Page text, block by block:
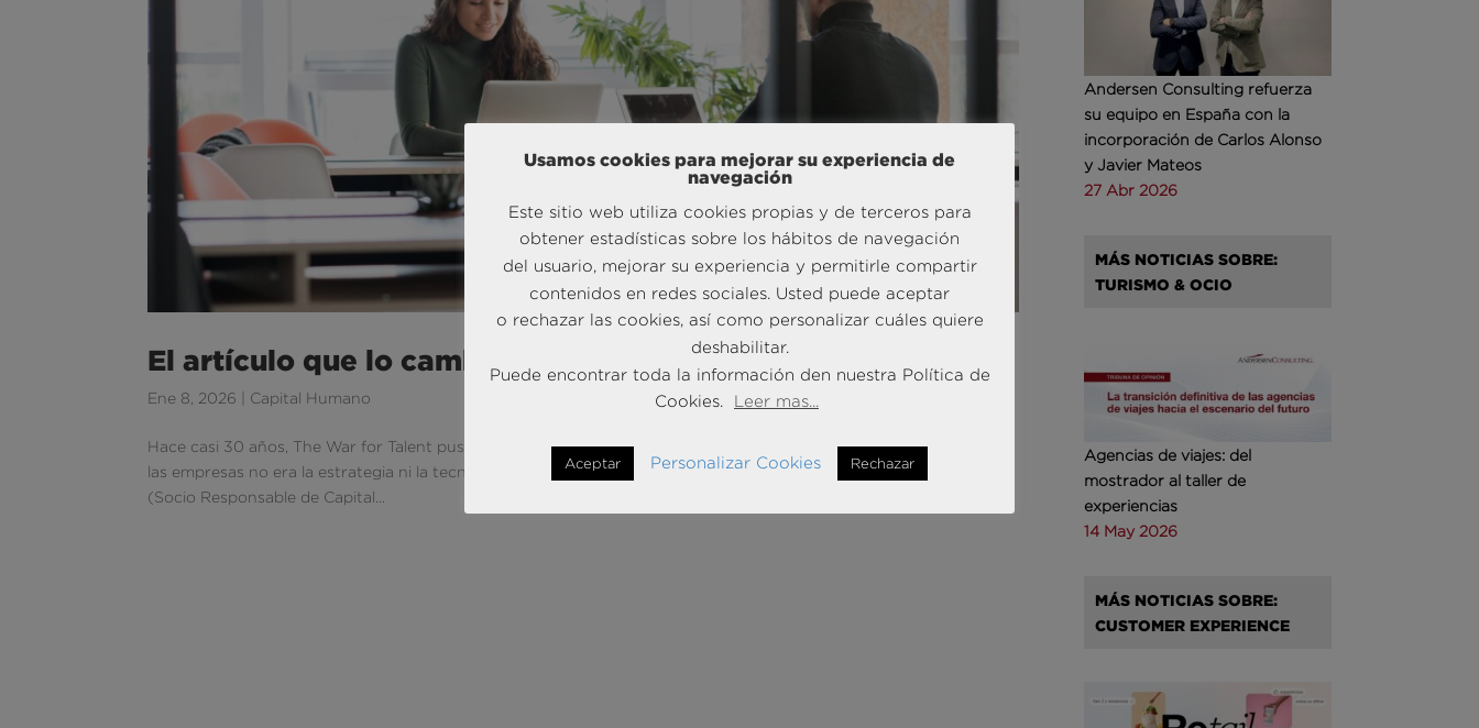
El artículo que lo cambió todo
Ene 8, 2026 Capital Humano
Hace casi 30 años, The War for Talent puso sobre la mesa una idea incómoda: el principal límite al crecimiento de
las empresas no era la estrategia ni la tecnología, sino el talento. En este análisis en profundidad, Francisco Puertas
(Socio Responsable de Capital...
Andersen Consulting refuerza
su equipo en España con la
incorporación de Carlos Alonso
y Javier Mateos
27 Abr 2026
MÁS NOTICIAS SOBRE:
TURISMO & OCIO
Agencias de viajes: del
mostrador al taller de
experiencias
14 May 2026
MÁS NOTICIAS SOBRE:
CUSTOMER EXPERIENCE
Usamos cookies para mejorar su experiencia de
navegación
Este sitio web utiliza cookies propias y de terceros para
obtener estadísticas sobre los hábitos de navegación
del usuario, mejorar su experiencia y permitirle compartir
contenidos en redes sociales. Usted puede aceptar
o rechazar las cookies, así como personalizar cuáles quiere
deshabilitar.
Puede encontrar toda la información den nuestra Política de
Cookies.
Leer mas...
Aceptar Personalizar Cookies Rechazar